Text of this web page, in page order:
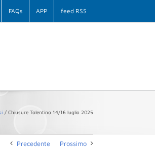
FAQs APP feed RSS
Chiusure Tolentino 14/16 luglio 2025
Precedente Prossimo